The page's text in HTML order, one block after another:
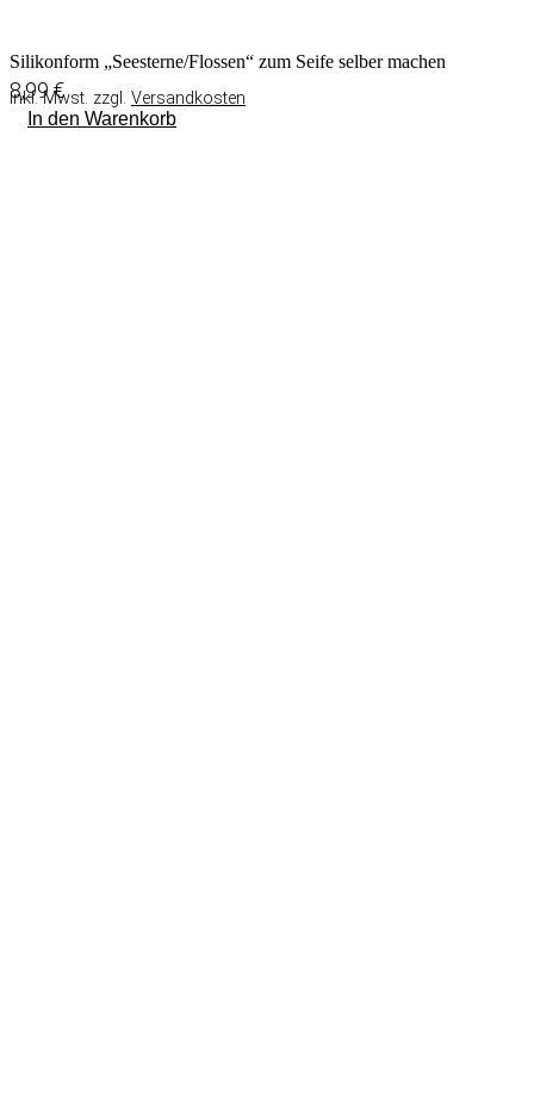
Silikonform „Seesterne/Flossen“ zum Seife selber machen
8,99€
inkl. Mwst. zzgl. Versandkosten
In den Warenkorb